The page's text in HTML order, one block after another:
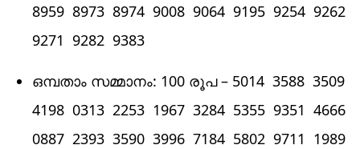
8959 8973 8974 9008 9064 9195 9254 9262
9271 9282 9383
ഒമ്പതാം സമ്മാനം: 100 രൂപ – 5014 3588 3509
4198 0313 2253 1967 3284 5355 9351 4666
0887 2393 3590 3996 7184 5802 9711 1989